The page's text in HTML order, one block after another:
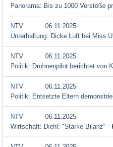
Panorama: Bis zu 1000 Verstöße
NTV
06.11.2025
Unterhaltung: Dicke Luft bei Miss
NTV
06.11.2025
Politik: Drohnenpilot berichtet von
NTV
06.11.2025
Politik: Entsetzte Eltern
NTV
06.11.2025
Wirtschaft: Diehl: "Starke Bilanz" -